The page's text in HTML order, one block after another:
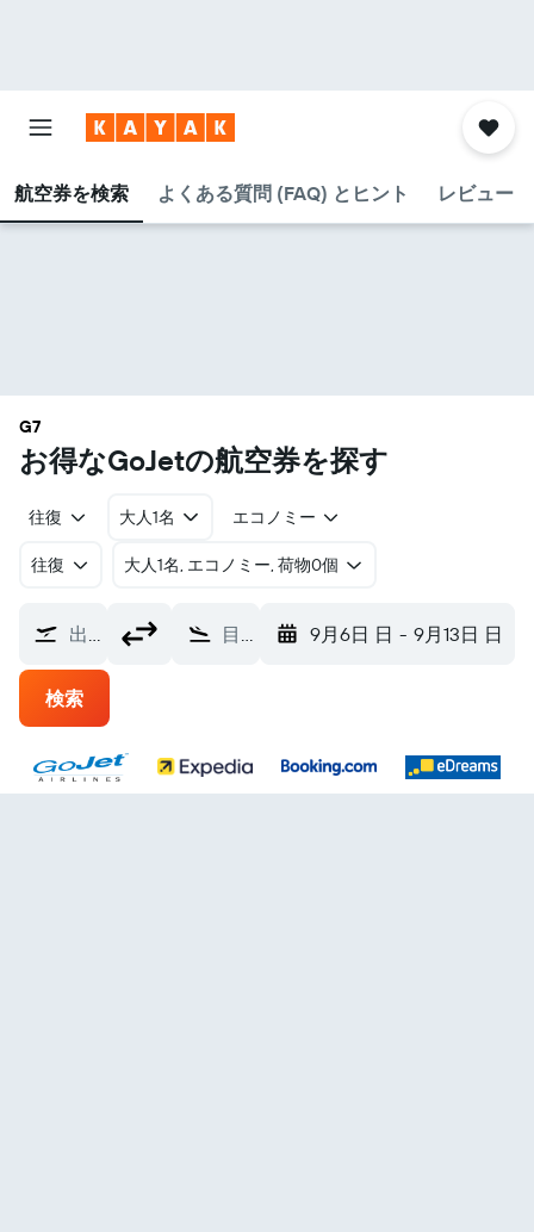
航空券を検索 よくある質問 (FAQ) とヒント レビュー
G7
お得なGoJet​の航空券を探す
往復 大人1名 エコノミー
往復 ​大人1名, エコノミー, 荷物0個
出発地 目的地 9月6日 日 - 9月13日 日
検索